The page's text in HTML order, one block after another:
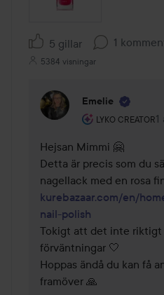
5 gillar 1
5384 visningar
Emelie
LYKO CREATOR
Användarens 1
Hejsan Mimmi 🤗
Detta är precis som du
kurebazaar.com/en/
nail-polish
Tokigt att det inte riktigt
förväntningar 🤍
Hoppas ändå du kan få